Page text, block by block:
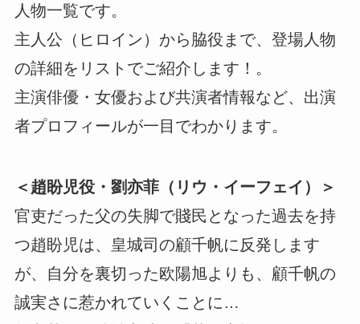
人物一覧です。
主人公（ヒロイン）から脇役まで、登場人物
の詳細をリストでご紹介します！。
主演俳優・女優および共演者情報など、出演
者プロフィールが一目でわかります。
＜趙盼児役・劉亦菲（リウ・イーフェイ）＞
官吏だった父の失脚で賤民となった過去を持
つ趙盼児は、皇城司の顧千帆に反発します
が、自分を裏切った欧陽旭よりも、顧千帆の
誠実さに惹かれていくことに…